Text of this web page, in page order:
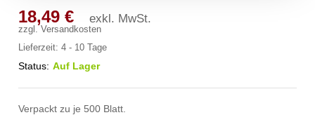
18,49€ exkl. MwSt.
zzgl.Versandkosten
Lieferzeit:4 - 10 Tage
Status: Auf Lager
Verpackt zu je 500 Blatt.